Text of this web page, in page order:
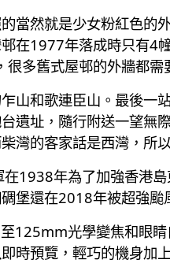
當然就是少女粉紅色
在1977年落成時只有4
多舊式屋邨的外牆都
山和歌連臣山。最後一
遺址，隨行附送一望無
灣的客家話是西灣，所
1938年為了加強香港
堡還在2018年被超強
125mm光學變焦和眼
時預覽，輕巧的機身加